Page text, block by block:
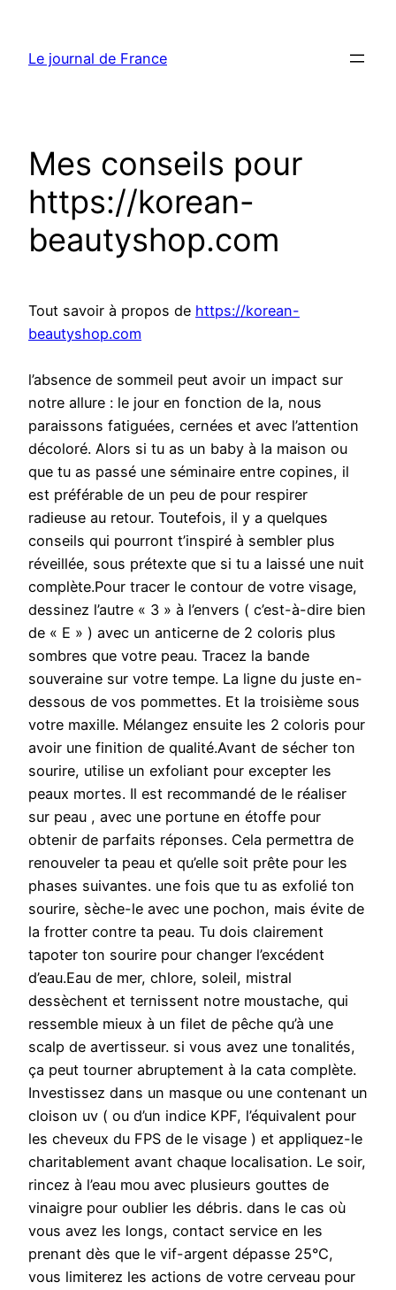
contenu
Le journal de France
Mes conseils pour
https://korean-
beautyshop.com
Tout savoir à propos de https://korean-
beautyshop.com
l’absence de sommeil peut avoir un impact sur
notre allure : le jour en fonction de la, nous
paraissons fatiguées, cernées et avec l’attention
décoloré. Alors si tu as un baby à la maison ou
que tu as passé une séminaire entre copines, il
est préférable de un peu de pour respirer
radieuse au retour. Toutefois, il y a quelques
conseils qui pourront t’inspiré à sembler plus
réveillée, sous prétexte que si tu a laissé une nuit
complète.Pour tracer le contour de votre visage,
dessinez l’autre « 3 » à l’envers ( c’est-à-dire bien
de « E » ) avec un anticerne de 2 coloris plus
sombres que votre peau. Tracez la bande
souveraine sur votre tempe. La ligne du juste en-
dessous de vos pommettes. Et la troisième sous
votre maxille. Mélangez ensuite les 2 coloris pour
avoir une finition de qualité.Avant de sécher ton
sourire, utilise un exfoliant pour excepter les
peaux mortes. Il est recommandé de le réaliser
sur peau , avec une portune en étoffe pour
obtenir de parfaits réponses. Cela permettra de
renouveler ta peau et qu’elle soit prête pour les
phases suivantes. une fois que tu as exfolié ton
sourire, sèche-le avec une pochon, mais évite de
la frotter contre ta peau. Tu dois clairement
tapoter ton sourire pour changer l’excédent
d’eau.Eau de mer, chlore, soleil, mistral
dessèchent et ternissent notre moustache, qui
ressemble mieux à un filet de pêche qu’à une
scalp de avertisseur. si vous avez une tonalités,
ça peut tourner abruptement à la cata complète.
Investissez dans un masque ou une contenant un
cloison uv ( ou d’un indice KPF, l’équivalent pour
les cheveux du FPS de le visage ) et appliquez-le
charitablement avant chaque localisation. Le soir,
rincez à l’eau mou avec plusieurs gouttes de
vinaigre pour oublier les débris. dans le cas où
vous avez les longs, contact service en les
prenant dès que le vif-argent dépasse 25°C,
vous limiterez les actions de votre cerveau pour